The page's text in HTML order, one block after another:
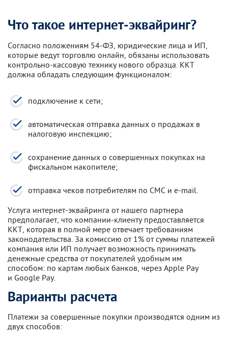
Что такое интернет-эквайринг?
Согласно положениям 54-ФЗ, юридические лица и ИП,
которые ведут торговлю онлайн, обязаны использовать
контрольно-кассовую технику нового образца. ККТ
должна обладать следующим функционалом:
подключение к сети;
автоматическая отправка данных о продажах в
налоговую инспекцию;
сохранение данных о совершенных покупках на
фискальном накопителе;
отправка чеков потребителям по СМС и e-mail.
Услуга интернет-эквайринга от нашего партнера
предполагает, что компании-клиенту предоставляется
ККТ, которая в полной мере отвечает требованиям
законодательства. За комиссию от 1% от суммы платежей
компания или ИП получает возможность принимать
денежные средства от покупателей удобным им
способом: по картам любых банков, через Apple Pay
и Google Pay.
Варианты расчета
Платежи за совершенные покупки производятся одним из
двух способов: